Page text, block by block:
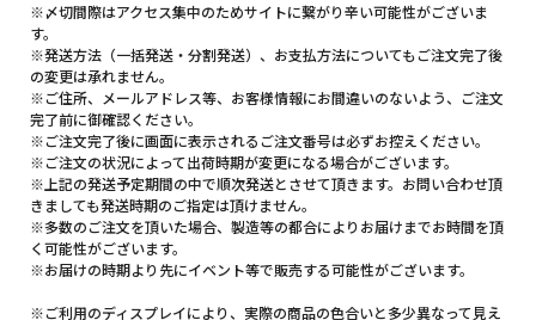
※〆切間際はアクセス集中のためサイトに繋がり辛い可能性がございま
す。
※発送方法（一括発送・分割発送）、お支払方法についてもご注文完了後
の変更は承れません。
※ご住所、メールアドレス等、お客様情報にお間違いのないよう、ご注文
完了前に御確認ください。
※ご注文完了後に画面に表示されるご注文番号は必ずお控えください。
※ご注文の状況によって出荷時期が変更になる場合がございます。
※上記の発送予定期間の中で順次発送とさせて頂きます。お問い合わせ頂
きましても発送時期のご指定は頂けません。
※多数のご注文を頂いた場合、製造等の都合によりお届けまでお時間を頂
く可能性がございます。
※お届けの時期より先にイベント等で販売する可能性がございます。
※ご利用のディスプレイにより、実際の商品の色合いと多少異なって見え